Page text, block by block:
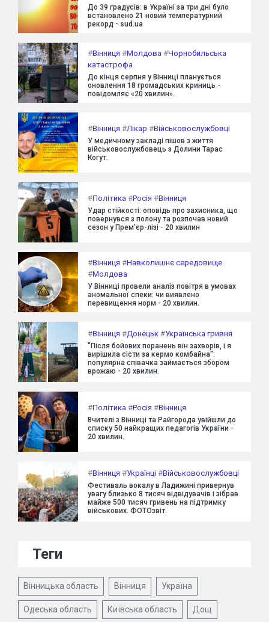
До 39 градусів: в Україні за три дні було
встановлено 21 новий температурний
рекорд - sud.ua
#Вінниця #Молдова #Чорнобильська
катастрофа
До кінця серпня у Вінниці планується
оновлення 18 громадських криниць -
повідомляє «20 хвилин».
#Вінниця #Лікар #Військовослужбовці
У медичному закладі пішов з життя
військовослужбовець з Долини Тарас
Когут.
#Політика #Росія #Вінниця
Удар стійкості: оповідь про захисника, що
повернувся з полону та розпочав новий
сезон у Прем'єр-лізі - 20 хвилин
#Вінниця #Навколишнє середовище
#Молдова
У Вінниці провели аналіз повітря в умовах
аномальної спеки: чи виявлено
перевищення норм - 20 хвилин.
#Вінниця #Донецьк #Українська гривня
"Після бойових поранень він захворів, і я
вирішила сісти за кермо комбайна":
популярна співачка займається збором
врожаю - 20 хвилин.
#Політика #Росія #Вінниця
Вчителі з Вінниці та Райгорода увійшли до
списку 50 найкращих педагогів України -
20 хвилин.
#Вінниця #Українці #Військовослужбовці
Фестиваль вокалу в Ладижині привернув
увагу близько 8 тисяч відвідувачів і зібрав
майже 500 тисяч гривень на підтримку
військових. ФОТОзвіт.
Теги
Вінницька область Вінниця Україна
Одеська область Київська область Дощ